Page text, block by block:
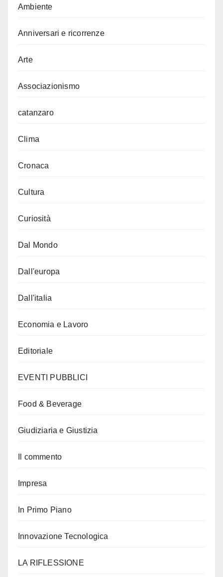
Ambiente
Anniversari e ricorrenze
Arte
Associazionismo
catanzaro
Clima
Cronaca
Cultura
Curiosità
Dal Mondo
Dall'europa
Dall'italia
Economia e Lavoro
Editoriale
EVENTI PUBBLICI
Food & Beverage
Giudiziaria e Giustizia
Il commento
Impresa
In Primo Piano
Innovazione Tecnologica
LA RIFLESSIONE